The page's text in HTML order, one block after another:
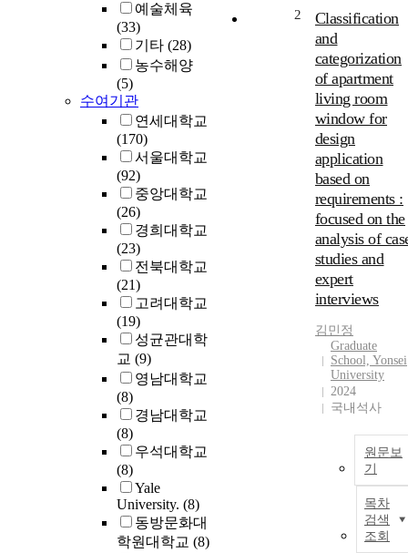
예술체육
(33)
기타 (28)
농수해양
(5)
수여기관
연세대학교
(170)
서울대학교
(92)
중앙대학교
(26)
경희대학교
(23)
전북대학교
(21)
고려대학교
(19)
성균관대학
교 (9)
영남대학교
(8)
경남대학교
(8)
우석대학교
(8)
Yale
University. (8)
동방문화대
학원대학교 (8)
2
Classification
and
categorization
of apartment
living room
window for
design
application
based on
requirements :
focused on the
analysis of
studies and
expert
interviews
김민정
Graduate
School, Yonsei
University
2024
국내석사
원문보
기
목차
검색
조회